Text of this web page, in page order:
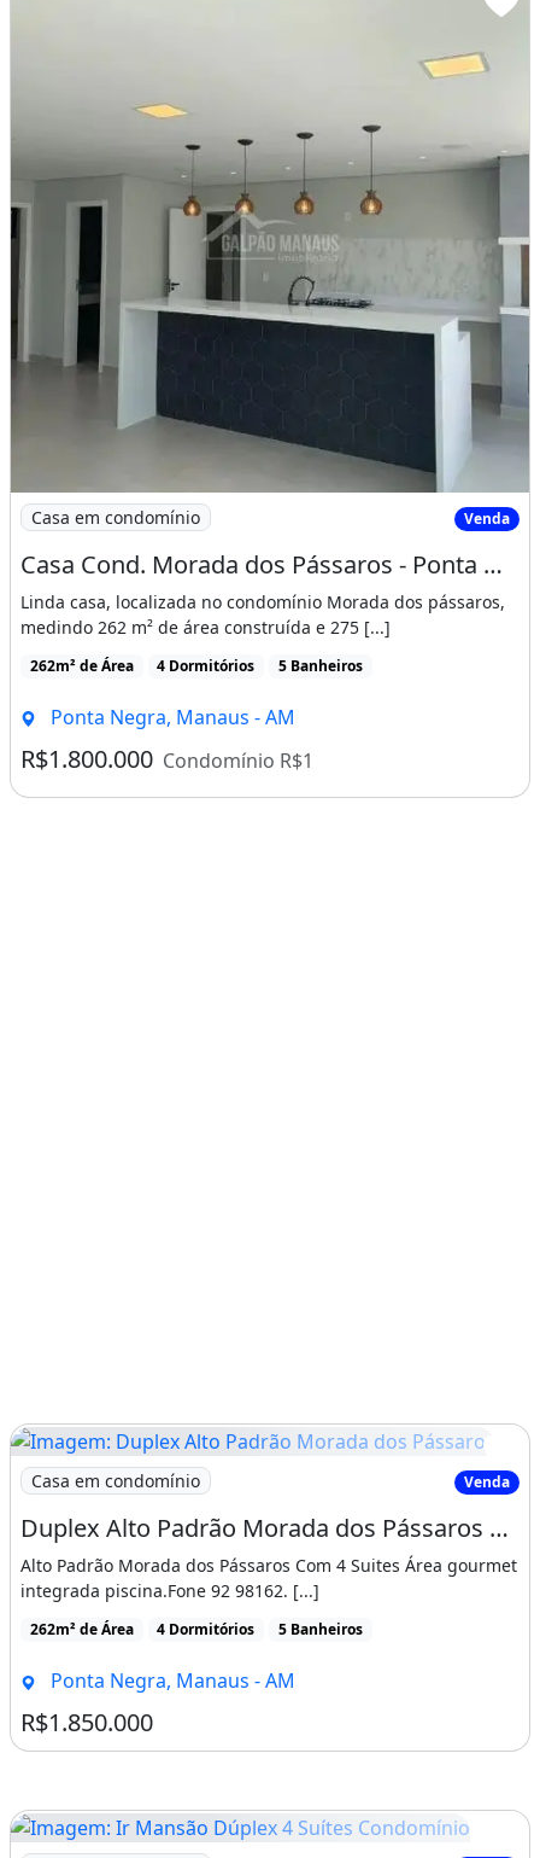
Imagem: Casa Cond. Morada dos Pássaros - Ponta
Casa em condomínio Venda
Casa Cond. Morada dos Pássaros - Ponta Negra - 4 Suítes - Cav393
Linda casa, localizada no condomínio Morada dos pássaros,
medindo 262 m² de área construída e 275 [...]
262m² de Área 4 Dormitórios 5 Banheiros
Ponta Negra, Manaus - AM
R$1.800.000 Condomínio R$1
Imagem: Duplex Alto Padrão Morada dos Pássaros
Casa em condomínio Venda
Duplex Alto Padrão Morada dos Pássaros com 4 Suites
Alto Padrão Morada dos Pássaros Com 4 Suites Área gourmet
integrada piscina.Fone 92 98162. [...]
262m² de Área 4 Dormitórios 5 Banheiros
Ponta Negra, Manaus - AM
R$1.850.000